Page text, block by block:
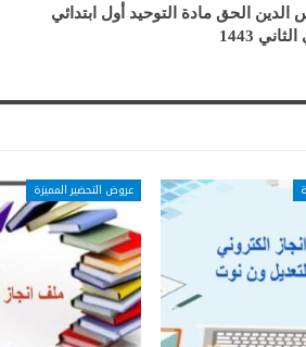
الحق مادة التوحيد أول ابتدائي
1443
عروض التحضير المميزة